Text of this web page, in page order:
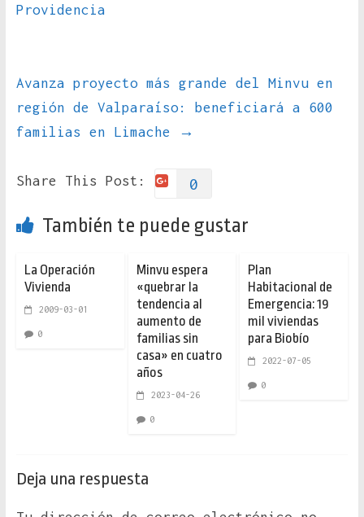
Providencia
Avanza proyecto más grande del Minvu en
región de Valparaíso: beneficiará a 600
familias en Limache
→
Share This Post: 0
También te puede gustar
La Operación
Vivienda
2009-03-01
0
Minvu espera
«quebrar la
tendencia al
aumento de
familias sin
casa» en cuatro
años
2023-04-26
0
Plan
Habitacional de
Emergencia: 19
mil viviendas
para Biobío
2022-07-05
0
Deja una respuesta